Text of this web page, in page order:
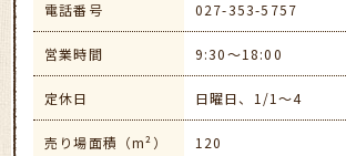
電話番号 027-353-5757
営業時間 9:30～18:00
定休日 日曜日、1/1～4
売り場面積（m²） 120